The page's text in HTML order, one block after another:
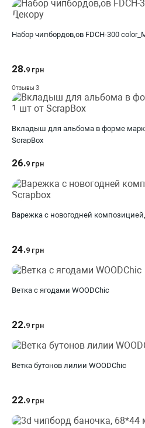
Набор чипбордов,ов FDCH-300
28.9 грн
Отзывы 3
Вкладыш для альбома в форме
ScrapBox
26.9 грн
Варежка с новогодней
24.9 грн
Ветка с ягодами WOODChic
22.9 грн
Ветка бутонов лилии WOODChic
22.9 грн